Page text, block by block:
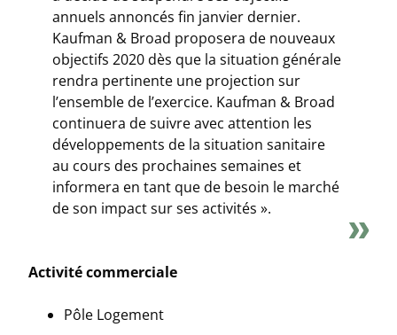
annuels annoncés fin janvier dernier.
Kaufman & Broad proposera de nouveaux
objectifs 2020 dès que la situation générale
rendra pertinente une projection sur
l’ensemble de l’exercice. Kaufman & Broad
continuera de suivre avec attention les
développements de la situation sanitaire
au cours des prochaines semaines et
informera en tant que de besoin le marché
de son impact sur ses activités ».
Activité commerciale
Pôle Logement